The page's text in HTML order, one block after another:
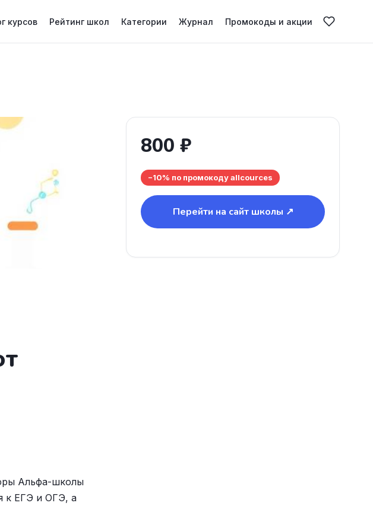
курсов Рейтинг школ Категории Журнал Промокоды и акции
Альфа-школы
к ЕГЭ и ОГЭ, а
800 ₽
−10% по промокоду allcources
Перейти на сайт школы ↗